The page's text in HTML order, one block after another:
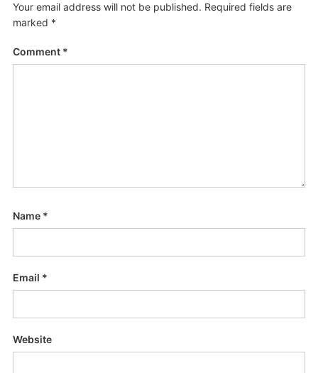
Your email address will not be published. Required fields are
marked *
Comment *
Name *
Email *
Website